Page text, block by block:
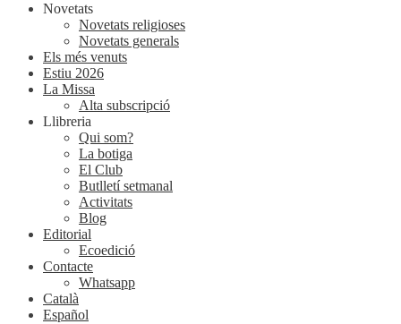
Novetats
Novetats religioses
Novetats generals
Els més venuts
Estiu 2026
La Missa
Alta subscripció
Llibreria
Qui som?
La botiga
El Club
Butlletí setmanal
Activitats
Blog
Editorial
Ecoedició
Contacte
Whatsapp
Català
Español